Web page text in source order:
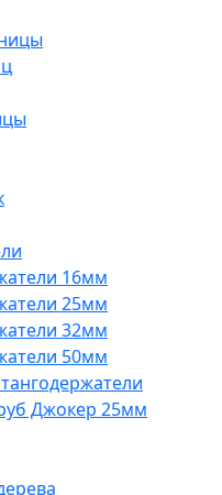
16мм
25мм
32мм
50мм
Джокер 25мм